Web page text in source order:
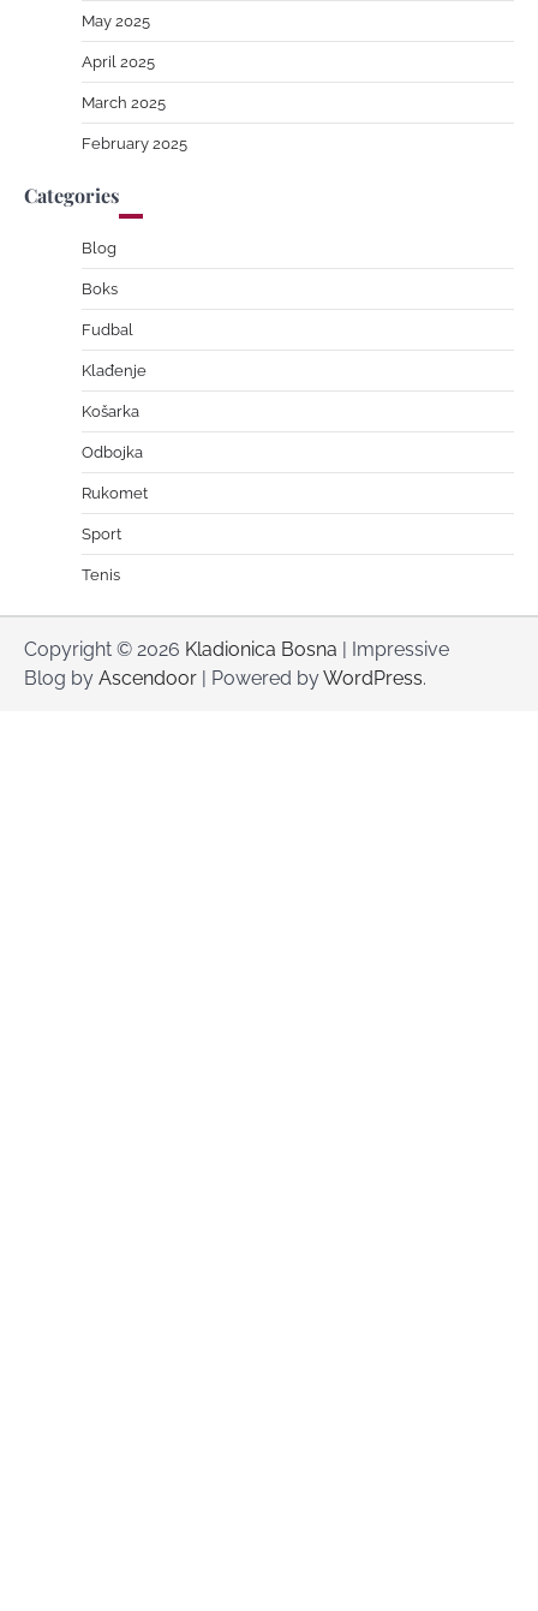
May 2025
April 2025
March 2025
February 2025
Categories
Blog
Boks
Fudbal
Klađenje
Košarka
Odbojka
Rukomet
Sport
Tenis
Copyright © 2026 Kladionica Bosna | Impressive
Blog by Ascendoor | Powered byWordPress.